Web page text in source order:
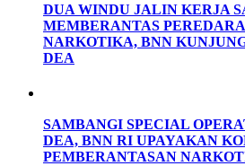
DUA WINDU JALIN KERJA
MEMBERANTAS
NARKOTIKA, BNN
DEA
SAMBANGI SPECIAL
DEA, BNN RI UPAYAKAN
PEMBERANTASAN